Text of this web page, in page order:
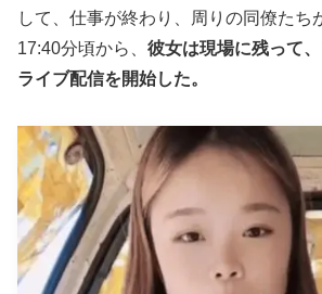
して、仕事が終わり、周りの同僚たち
17:40分頃から、 彼女は現場に残って
ライブ配信を開始した。